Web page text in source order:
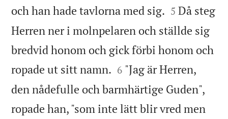
och han hade tavlorna med sig. 

5 Då steg
Herren ner i molnpelaren och ställde sig
bredvid honom och gick förbi honom och
ropade ut sitt namn. 

6 "Jag är Herren,
den nådefulle och barmhärtige Guden",
ropade han, "som inte lätt blir vred men